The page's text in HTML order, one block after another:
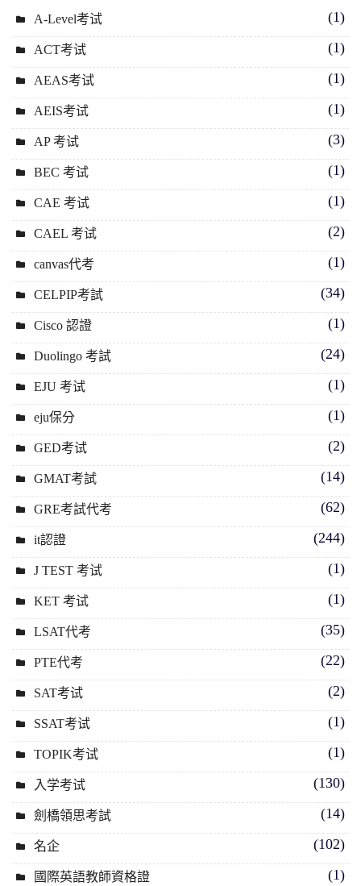
A-Level考试 (1)
ACT考试 (1)
AEAS考试 (1)
AEIS考试 (1)
AP 考试 (3)
BEC 考试 (1)
CAE 考试 (1)
CAEL 考试 (2)
canvas代考 (1)
CELPIP考試 (34)
Cisco 認證 (1)
Duolingo 考試 (24)
EJU 考试 (1)
eju保分 (1)
GED考试 (2)
GMAT考試 (14)
GRE考試代考 (62)
it認證 (244)
J TEST 考试 (1)
KET 考试 (1)
LSAT代考 (35)
PTE代考 (22)
SAT考试 (2)
SSAT考试 (1)
TOPIK考试 (1)
入学考试 (130)
劍橋領思考試 (14)
名企 (102)
國際英語教師資格證 (1)